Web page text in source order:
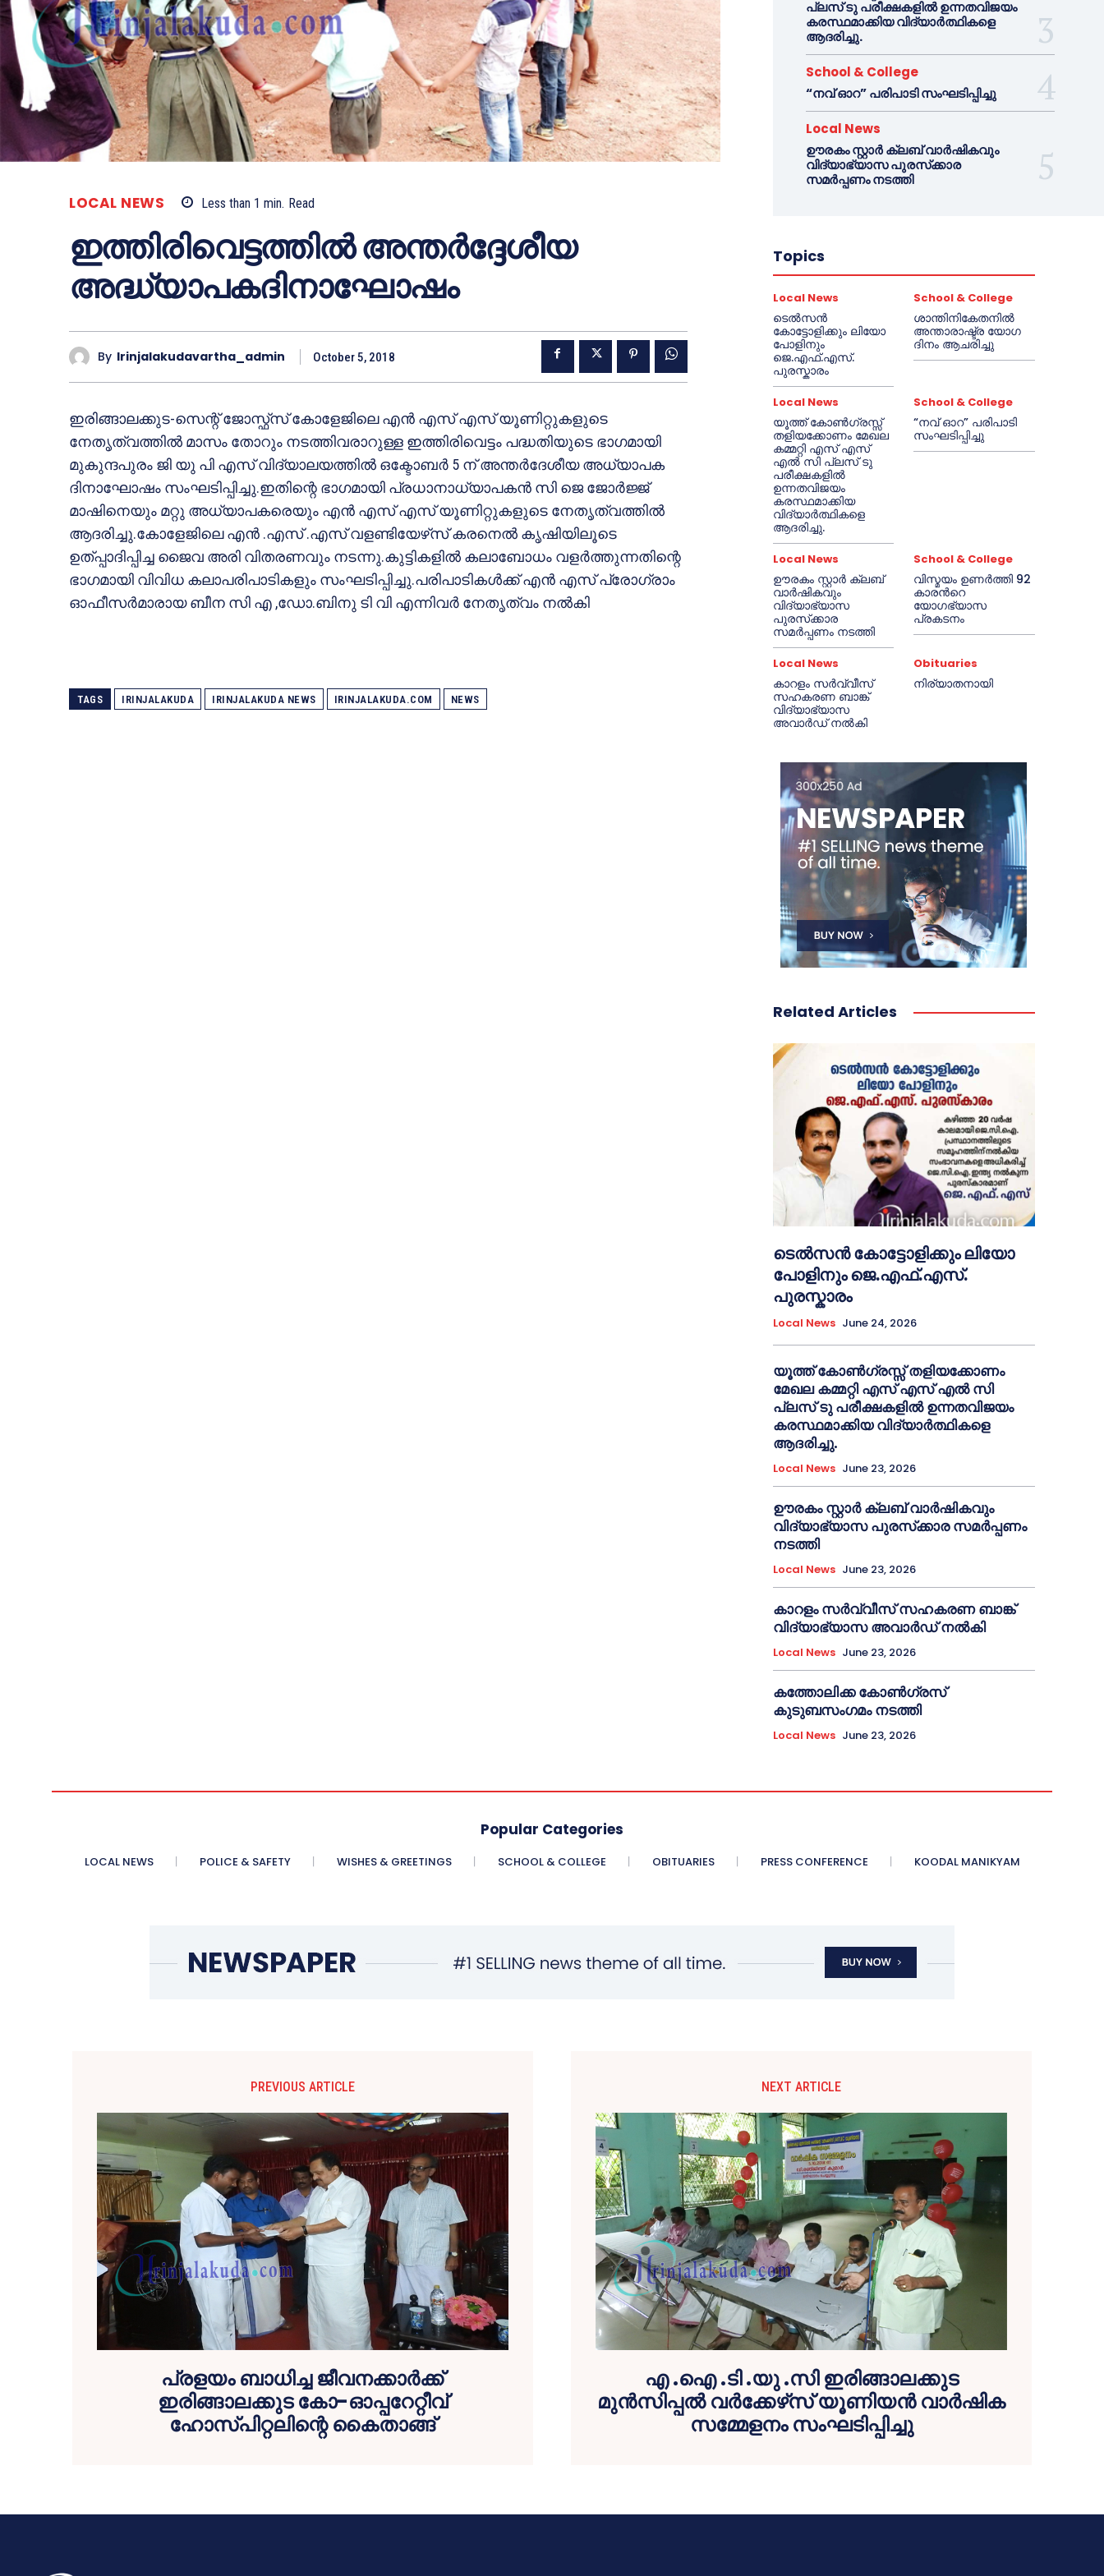
LOCAL NEWS Less than 1 min. Read
ഇത്തിരിവെട്ടത്തില്‍ അന്തര്‍ദ്ദേശീയ
അദ്ധ്യാപകദിനാഘോഷം
By Irinjalakudavartha_admin October 5, 2018
ഇരിങ്ങാലക്കുട-സെന്റ് ജോസ്ഫ്‌സ് കോളേജിലെ എന്‍ എസ് എസ് യൂണിറ്റുകളുടെ
നേതൃത്വത്തില്‍ മാസം തോറും നടത്തിവരാറുള്ള ഇത്തിരിവെട്ടം പദ്ധതിയുടെ ഭാഗമായി
മുകുന്ദപുരം ജി യു പി എസ് വിദ്യാലയത്തില്‍ ഒക്ടോബര്‍ 5 ന് അന്തര്‍ദേശീയ അധ്യാപക
ദിനാഘോഷം സംഘടിപ്പിച്ചു.ഇതിന്റെ ഭാഗമായി പ്രധാനാധ്യാപകന്‍ സി ജെ ജോര്‍ജ്ജ്
മാഷിനെയും മറ്റു അധ്യാപകരെയും എന്‍ എസ് എസ് യൂണിറ്റുകളുടെ നേതൃത്വത്തില്‍
ആദരിച്ചു.കോളേജിലെ എന്‍ .എസ് .എസ് വളണ്ടിയേഴ്‌സ് കരനെല്‍ കൃഷിയിലൂടെ
ഉത്പ്പാദിപ്പിച്ച ജൈവ അരി വിതരണവും നടന്നു.കുട്ടികളില്‍ കലാബോധം വളര്‍ത്തുന്നതിന്റെ
ഭാഗമായി വിവിധ കലാപരിപാടികളും സംഘടിപ്പിച്ചു.പരിപാടികള്‍ക്ക് എന്‍ എസ് പ്രോഗ്രാം
ഓഫീസര്‍മാരായ ബീന സി എ ,ഡോ.ബിനു ടി വി എന്നിവര്‍ നേതൃത്വം നല്‍കി
TAGS IRINJALAKUDA IRINJALAKUDA NEWS IRINJALAKUDA.COM NEWS
പ്ലസ് ടു പരീക്ഷകളിൽ ഉന്നതവിജയം
കരസ്ഥമാക്കിയ വിദ്യാർത്ഥികളെ
ആദരിച്ചു.
School & College
“നവ് ഓറ” പരിപാടി സംഘടിപ്പിച്ചു
Local News
ഊരകം സ്റ്റാർ ക്ലബ് വാർഷികവും
വിദ്യാഭ്യാസ പുരസ്‌ക്കാര
സമർപ്പണം നടത്തി
Topics
Local News
ടെൽസൻ
കോട്ടോളിക്കും ലിയോ
പോളിനും
ജെ.എഫ്.എസ്.
പുരസ്കാരം
School & College
ശാന്തിനികേതനിൽ
അന്താരാഷ്ട്ര യോഗ
ദിനം ആചരിച്ചു
Local News
യൂത്ത് കോൺഗ്രസ്സ്
തളിയക്കോണം മേഖല
കമ്മറ്റി എസ് എസ്
എൽ സി പ്ലസ് ടു
പരീക്ഷകളിൽ
ഉന്നതവിജയം
കരസ്ഥമാക്കിയ
വിദ്യാർത്ഥികളെ
ആദരിച്ചു.
School & College
“നവ് ഓറ” പരിപാടി
സംഘടിപ്പിച്ചു
Local News
ഊരകം സ്റ്റാർ ക്ലബ്
വാർഷികവും
വിദ്യാഭ്യാസ
പുരസ്‌ക്കാര
സമർപ്പണം നടത്തി
School & College
വിസ്മയം ഉണർത്തി 92
കാരൻറെ
യോഗഭ്യാസ
പ്രകടനം
Local News
കാറളം സർവ്വീസ്
സഹകരണ ബാങ്ക്
വിദ്യാഭ്യാസ
അവാർഡ് നൽകി
Obituaries
നിര്യാതനായി
Related Articles
ടെൽസൻ കോട്ടോളിക്കും ലിയോ
പോളിനും ജെ.എഫ്.എസ്.
പുരസ്കാരം
Local News June 24, 2026
യൂത്ത് കോൺഗ്രസ്സ് തളിയക്കോണം
മേഖല കമ്മറ്റി എസ് എസ് എൽ സി
പ്ലസ് ടു പരീക്ഷകളിൽ ഉന്നതവിജയം
കരസ്ഥമാക്കിയ വിദ്യാർത്ഥികളെ
ആദരിച്ചു.
Local News June 23, 2026
ഊരകം സ്റ്റാർ ക്ലബ് വാർഷികവും
വിദ്യാഭ്യാസ പുരസ്‌ക്കാര സമർപ്പണം
നടത്തി
Local News June 23, 2026
കാറളം സർവ്വീസ് സഹകരണ ബാങ്ക്
വിദ്യാഭ്യാസ അവാർഡ് നൽകി
Local News June 23, 2026
കത്തോലിക്ക കോൺഗ്രസ്
കുടുബസംഗമം നടത്തി
Local News June 23, 2026
Popular Categories
LOCAL NEWS POLICE & SAFETY WISHES & GREETINGS SCHOOL & COLLEGE OBITUARIES PRESS CONFERENCE KOODAL MANIKYAM
PREVIOUS ARTICLE
പ്രളയം ബാധിച്ച ജീവനക്കാര്‍ക്ക്
ഇരിങ്ങാലക്കുട കോ-ഓപ്പറേറ്റീവ്
ഹോസ്പിറ്റലിന്റെ കൈതാങ്ങ്
NEXT ARTICLE
എ .ഐ .ടി .യു .സി ഇരിങ്ങാലക്കുട
മുന്‍സിപ്പല്‍ വര്‍ക്കേഴ്‌സ് യൂണിയന്‍ വാര്‍ഷിക
സമ്മേളനം സംഘടിപ്പിച്ചു